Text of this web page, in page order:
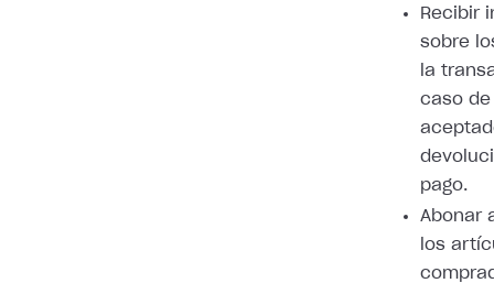
Recibir
sobre
la
caso de
pago.
Abonar
los